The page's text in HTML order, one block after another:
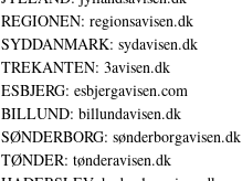
REGIONEN: regionsavisen.dk
SYDDANMARK: sydavisen.dk
TREKANTEN: 3avisen.dk
ESBJERG: esbjergavisen.com
BILLUND: billundavisen.dk
SØNDERBORG: sønderborgavisen.dk
TØNDER: tønderavisen.dk